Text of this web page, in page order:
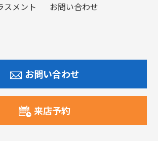
スメント
お問い合わせ
お問い合わせ
来店予約